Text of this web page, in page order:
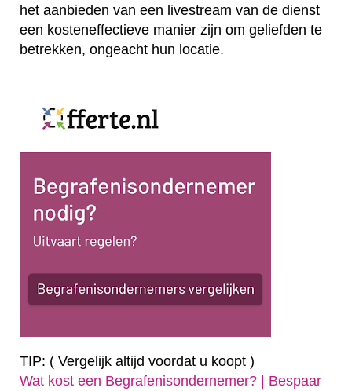
het aanbieden van een livestream van de dienst
een kosteneffectieve manier zijn om geliefden te
betrekken, ongeacht hun locatie.
TIP: ( Vergelijk altijd voordat u koopt )
Wat kost een Begrafenisondernemer? | Bespaar